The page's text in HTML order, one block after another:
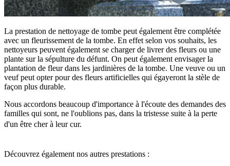
La prestation de nettoyage de tombe peut également être complétée
avec un fleurissement de la tombe. En effet selon vos souhaits, les
nettoyeurs peuvent également se charger de livrer des fleurs ou une
plante sur la sépulture du défunt. On peut également envisager la
plantation de fleur dans les jardinières de la tombe. Une veuve ou un
veuf peut opter pour des fleurs artificielles qui égayeront la stèle de
façon plus durable.
Nous accordons beaucoup d'importance à l'écoute des demandes des
familles qui sont, ne l'oublions pas, dans la tristesse suite à la perte
d'un être cher à leur cur.
Découvrez également nos autres prestations :